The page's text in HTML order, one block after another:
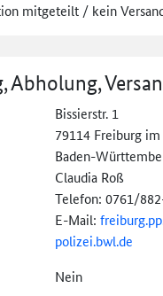
mitgeteilt / kein
Abholung,
Bissierstr. 1
79114 Freiburg im
Baden-
Claudia Roß
Telefon: 0761/
E-Mail: freiburg.
polizei.bwl.de
Nein